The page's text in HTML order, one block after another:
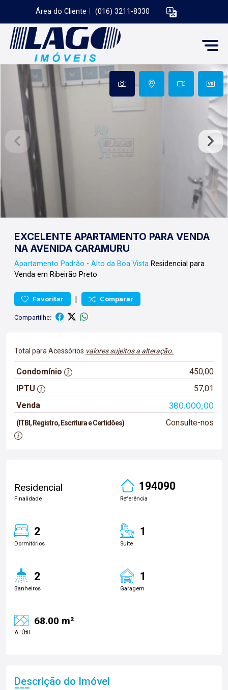
Área do Cliente (016) 3211-8330
EXCELENTE APARTAMENTO PARA VENDA
NA AVENIDA CARAMURU
Apartamento Padrão - Alto da Boa Vista Residencial para
Venda em Ribeirão Preto
Favoritar | Comparar
Compartilhe:
Total para Acessórios valores sujeitos a alteração.
Condomínio
450,00
IPTU
57,01
Venda
380.000,00
(ITBI, Registro, Escritura e Certidões) Consulte-nos
Residencial
Finalidade
194090
Referência
2
Dormitórios
1
Suite
2
Banheiros
1
Garagem
68.00 m²
A. Útil
Descrição do Imóvel